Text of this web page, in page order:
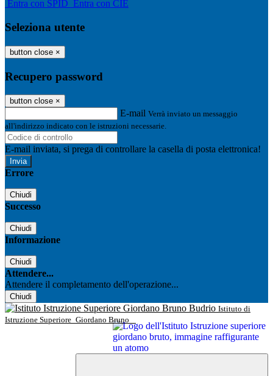
Entra con SPID Entra con CIE
Seleziona utente
button close ×
Recupero password
button close ×
E-mail Verrà inviato un messaggio
all'indirizzo indicato con le istruzioni necessarie.
E-mail inviata, si prega di controllare la casella di posta elettronica!
Errore
Chiudi
Successo
Chiudi
Informazione
Chiudi
Attendere...
Attendere il completamento dell'operazione...
Chiudi
Istituto di
Istruzione Superiore Giordano Bruno